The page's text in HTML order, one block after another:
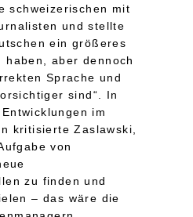
schweizerischen mit
und stellte
ein größeres
haben, aber dennoch
Sprache und
sind“. In
im
kritisierte Zaslawski,
von
zu finden und
– das wäre die